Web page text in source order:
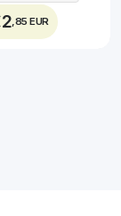
,85 EUR